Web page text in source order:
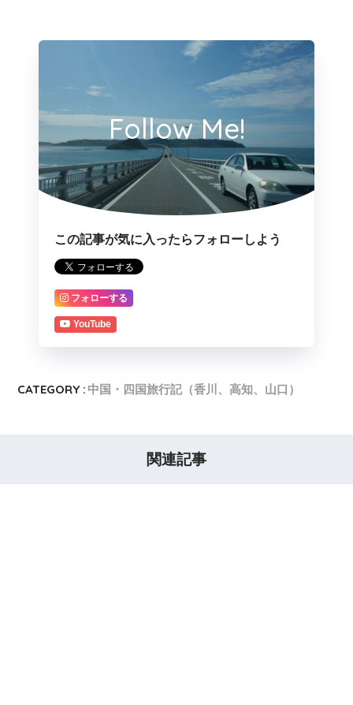
Follow Me!
この記事が気に入ったらフォローしよう
フォローする
YouTube
CATEGORY : 中国・四国旅行記（香川、高知、山口）
関連記事